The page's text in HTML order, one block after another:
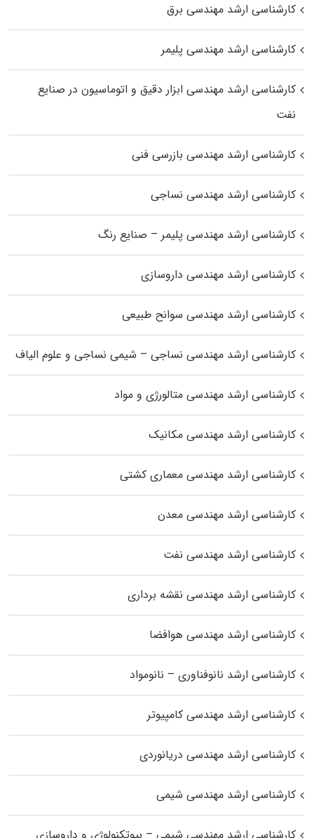
کارشناسی ارشد مهندسی برق
کارشناسی ارشد مهندسی پلیمر
کارشناسی ارشد مهندسی ابزار دقیق و اتوماسیون در صنایع
نفت
کارشناسی ارشد مهندسی بازرسی فنی
کارشناسی ارشد مهندسی نساجی
کارشناسی ارشد مهندسی پلیمر – صنایع رنگ
کارشناسی ارشد مهندسی داروسازی
کارشناسی ارشد مهندسی سوانح طبیعی
کارشناسی ارشد مهندسی نساجی – شیمی نساجی و علوم الیاف
کارشناسی ارشد مهندسی متالورژی و مواد
کارشناسی ارشد مهندسی مکانیک
کارشناسی ارشد مهندسی معماری کشتی
کارشناسی ارشد مهندسی معدن
کارشناسی ارشد مهندسی نفت
کارشناسی ارشد مهندسی نقشه برداری
کارشناسی ارشد مهندسی هوافضا
کارشناسی ارشد نانوفناوری – نانومواد
کارشناسی ارشد مهندسی کامپیوتر
کارشناسی ارشد مهندسی دریانوردی
کارشناسی ارشد مهندسی شیمی